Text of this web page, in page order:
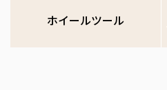
ホイールツール